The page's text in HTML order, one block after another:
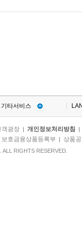
기타서비스
객광장| 개인정보처리방침
보호금융상품등록부 상품
RIGHTS RESERVED.